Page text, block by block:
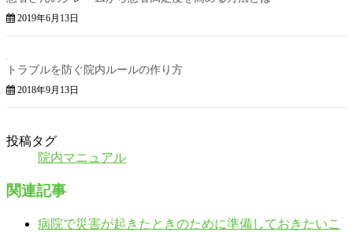
2019年6月13日
トラブルを防ぐ院内ルールの作り方
2018年9月13日
投稿タグ
院内マニュアル
関連記事
病院で災害が起きたときのために準備しておきたいこ